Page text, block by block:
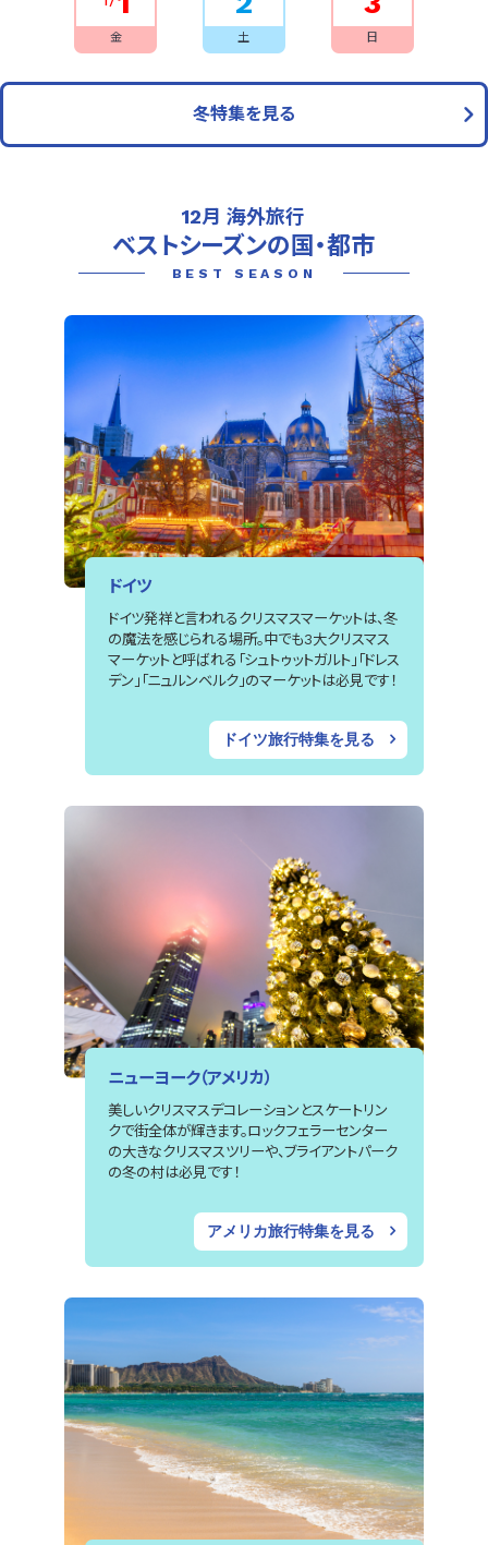
金 土 日
冬特集を見る
12月 海外旅行
ベストシーズンの国・都市
BEST SEASON
ドイツ
ドイツ発祥と言われるクリスマスマーケットは、冬
の魔法を感じられる場所。中でも3大クリスマス
マーケットと呼ばれる「シュトゥットガルト」「ドレス
デン」「ニュルンベルク」のマーケットは必見です！
ドイツ旅行特集を見る
ニューヨーク（アメリカ）
美しいクリスマスデコレーションとスケートリン
クで街全体が輝きます。ロックフェラーセンター
の大きなクリスマスツリーや、ブライアントパーク
の冬の村は必見です！
アメリカ旅行特集を見る